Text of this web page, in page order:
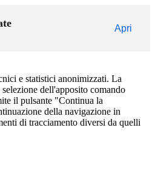
Apri
e statistici anonimizzati. La
dell'apposito comando
il pulsante "Continua la
della navigazione in
di tracciamento diversi da quelli